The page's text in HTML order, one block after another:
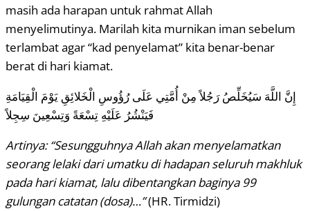
masih ada harapan untuk rahmat Allah
menyelimutinya. Marilah kita murnikan iman sebelum
terlambat agar “kad penyelamat” kita benar-benar
berat di hari kiamat.
إِنَّ اللَّهَ سَيُخَلِّصُ رَجُلاً مِنْ أُمَّتِي عَلَى رُؤُوسِ الْخَلائِقِ يَوْمَ الْقِيَامَةِ
فَيَنْشُرُ عَلَيْهِ تِسْعَةً وَتِسْعِينَ سِجِلاً
Artinya: “Sesungguhnya Allah akan menyelamatkan
seorang lelaki dari umatku di hadapan seluruh makhluk
pada hari kiamat, lalu dibentangkan baginya 99
gulungan catatan (dosa)…”(HR. Tirmidzi)